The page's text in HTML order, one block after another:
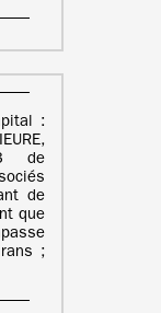
:
de
de
que
;